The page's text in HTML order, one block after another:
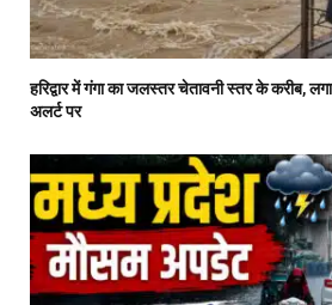
हरिद्वार में गंगा का जलस्तर चेतावनी स्तर के करीब,
अलर्ट पर